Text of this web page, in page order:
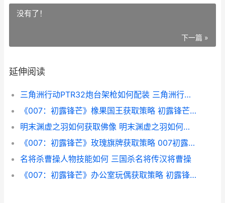
没有了！
下一篇 »
延伸阅读
三角洲行动PTR32炮台架枪如何配装 三角洲行动PTR32最强改改装
《007：初露锋芒》橡果国王获取策略 初露锋芒的拼音
明末渊虚之羽如何获取佛像 明末渊虚之羽如何强化武器
《007：初露锋芒》玫瑰旗牌获取策略 007初露锋芒评分
名将杀曹操人物技能如何 三国杀名将传汉将曹操
《007：初露锋芒》办公室玩偶获取策略 初露锋芒007